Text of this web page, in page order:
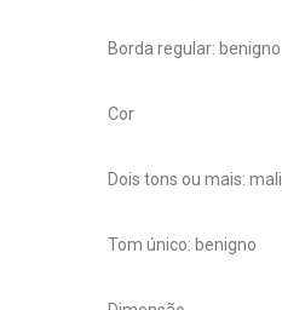
Borda regular: benigno
Cor
Dois tons ou mais:
Tom único: benigno